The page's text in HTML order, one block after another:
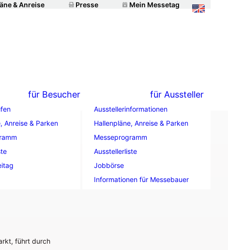
& Anreise Presse Mein Messetag
für Besucher
Anreise & Parken
für Aussteller
Ausstellerinformationen
Hallenpläne, Anreise & Parken
Messeprogramm
Ausstellerliste
Jobbörse
Informationen für Messebauer
Michele
führt durch